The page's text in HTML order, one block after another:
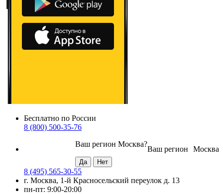
Бесплатно по России
8 (800) 500-35-76
Москва
Ваш регион
Ваш регион Москва?
8 (495) 565-30-55
г. Москва, 1-й Красносельский переулок д. 13
пн-пт: 9:00-20:00